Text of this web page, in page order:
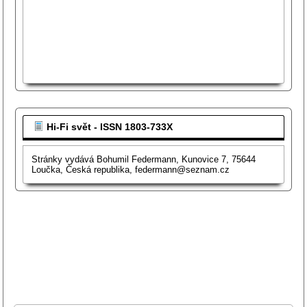
Hi-Fi svět - ISSN 1803-733X
Stránky vydává Bohumil Federmann, Kunovice 7, 75644
Loučka, Česká republika, federmann@seznam.cz